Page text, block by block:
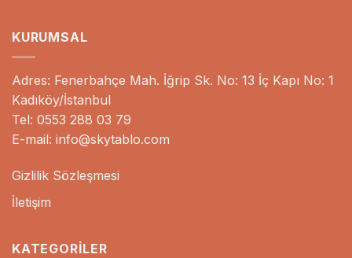
KURUMSAL
Adres: Fenerbahçe Mah. İğrip Sk. No: 13 İç Kapı No: 1
Kadıköy/İstanbul
Tel: 0553 288 03 79
E-mail: info@skytablo.com
Gizlilik Sözleşmesi
İletişim
KATEGORILER